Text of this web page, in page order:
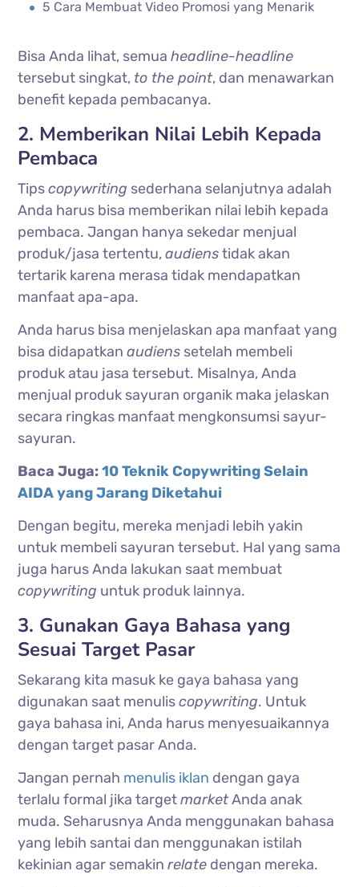
5 Cara Membuat Video Promosi yang Menarik
Bisa Anda lihat, semuaheadline-headline
tersebut singkat, to the point, dan menawarkan
benefit kepada pembacanya.
2. Memberikan Nilai Lebih Kepada
Pembaca
Tipscopywriting sederhana selanjutnya adalah
Anda harus bisa memberikan nilai lebih kepada
pembaca. Jangan hanya sekedar menjual
produk/jasa tertentu,audienstidak akan
tertarik karena merasa tidak mendapatkan
manfaat apa-apa.
Anda harus bisa menjelaskan apa manfaat yang
bisa didapatkanaudiens setelah membeli
produk atau jasa tersebut. Misalnya, Anda
menjual produk sayuran organik maka jelaskan
secara ringkas manfaat mengkonsumsi sayur-
sayuran.
Baca Juga:10 Teknik Copywriting Selain
AIDA yang Jarang Diketahui
Dengan begitu, mereka menjadi lebih yakin
untuk membeli sayuran tersebut. Hal yang sama
juga harus Anda lakukan saat membuat
copywriting untuk produk lainnya.
3. Gunakan Gaya Bahasa yang
Sesuai Target Pasar
Sekarang kita masuk ke gaya bahasa yang
digunakan saat menuliscopywriting. Untuk
gaya bahasa ini, Anda harus menyesuaikannya
dengan target pasar Anda.
Jangan pernah menulis iklan dengan gaya
terlalu formal jika targetmarketAnda anak
muda. Seharusnya Anda menggunakan bahasa
yang lebih santai dan menggunakan istilah
kekinian agar semakinrelate dengan mereka.